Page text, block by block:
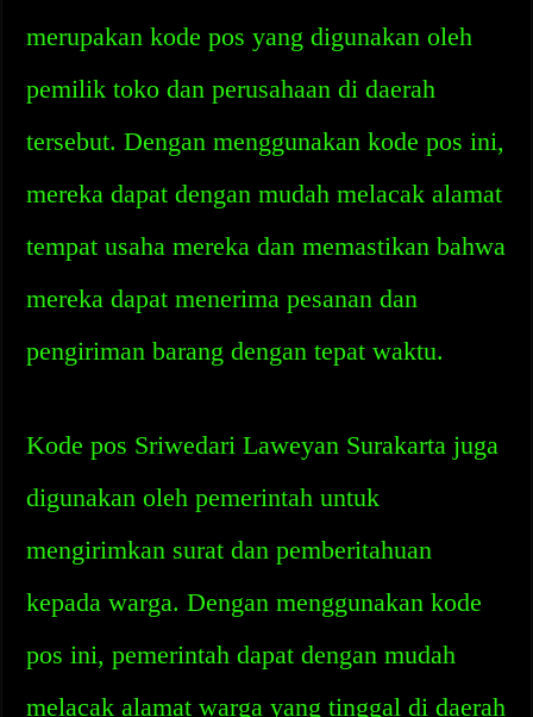
merupakan kode pos yang digunakan oleh
pemilik toko dan perusahaan di daerah
tersebut. Dengan menggunakan kode pos ini,
mereka dapat dengan mudah melacak alamat
tempat usaha mereka dan memastikan bahwa
mereka dapat menerima pesanan dan
pengiriman barang dengan tepat waktu.
Kode pos Sriwedari Laweyan Surakarta juga
digunakan oleh pemerintah untuk
mengirimkan surat dan pemberitahuan
kepada warga. Dengan menggunakan kode
pos ini, pemerintah dapat dengan mudah
melacak alamat warga yang tinggal di daerah